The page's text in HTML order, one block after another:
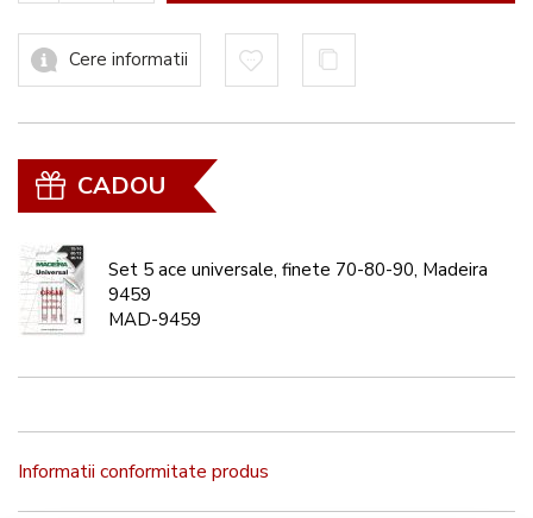
Cere informatii
CADOU
Set 5 ace universale, finete 70-80-90, Madeira
9459
MAD-9459
Informatii conformitate produs